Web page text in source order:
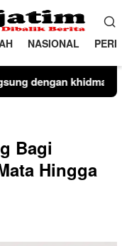
NASIONAL
Bagi
Hingga